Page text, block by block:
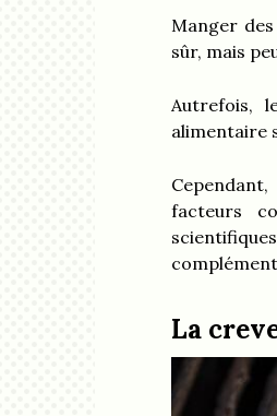
Manger
sûr, mais
Autrefois,
alimentaire
facteurs
La